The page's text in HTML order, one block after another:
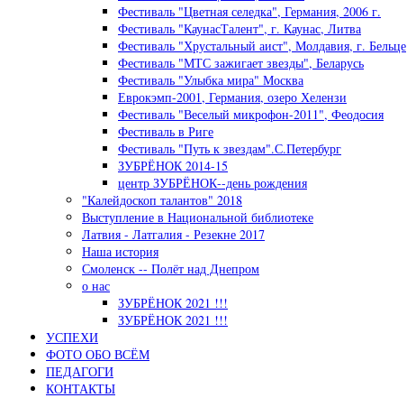
Фестиваль "Цветная селедка", Германия, 2006 г.
Фестиваль "КаунасТалент", г. Каунас, Литва
Фестиваль "Хрустальный аист", Молдавия, г. Бельце
Фестиваль "МТС зажигает звезды", Беларусь
Фестиваль "Улыбка мира" Москва
Еврокэмп-2001, Германия, озеро Хелензи
Фестиваль "Веселый микрофон-2011", Феодосия
Фестиваль в Риге
Фестиваль "Путь к звездам".С.Петербург
ЗУБРЁНОК 2014-15
центр ЗУБРЁНОК--день рождения
"Калейдоскоп талантов" 2018
Выступление в Национальной библиотеке
Латвия - Латгалия - Резекне 2017
Наша история
Смоленск -- Полёт над Днепром
о нас
ЗУБРЁНОК 2021 !!!
ЗУБРЁНОК 2021 !!!
УСПЕХИ
ФОТО ОБО ВСЁМ
ПЕДАГОГИ
КОНТАКТЫ